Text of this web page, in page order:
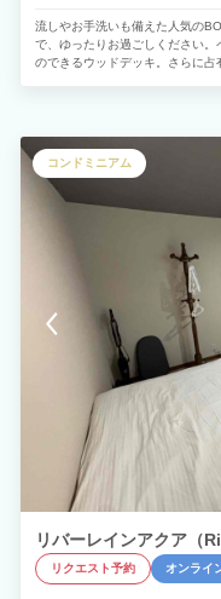
流しやお手洗いも備えた人気の
で、ゆったりお過ごしください
のできるウッドデッキ。さらに
いません。お持ち込みいただく
チェックインについて 〉 宿泊日
600円/1時間でご予約を承ります
等共通で、前日に空きがある場
認ください。 最大17:00まで延
棟(フロント) ・売店 ・ウォシュ
り) お湯が出ます。 無料で使え
間：8:00～11:00 / 15:00～
つき200円。備え付けのシャンプ
・コインランドリー＆乾燥機 2
ット付きトイレ 温便座、ウォシ
ョン フロントにて専用のごみ袋
ます。 ■ドッグラン 施設ご利用
い。 ■遊びの基地 遊び道具がぎ
めがね、シュノーケルのレンタ
奨です。 ■遊びの広場 ボールあ
がってのキャッチボールやサッ
ップ麺、カレー、ごはん、お菓
ドリンク、アルコール、調味料
呂用品、紙皿、まな板、虫よけ
グ、ロープ、ガス、オイル、焼
用あみ、ゴーグル、ライフジャ
■キャンプ用品 テント、タープ、
ロ、焚き火台、ストーブ、ラン
カセットコンロ、鍋、やかん、
ト、釣り道具、自転車(観光協会と
コンドミニアム
リバーレインアクア
リクエスト予約 オンライ